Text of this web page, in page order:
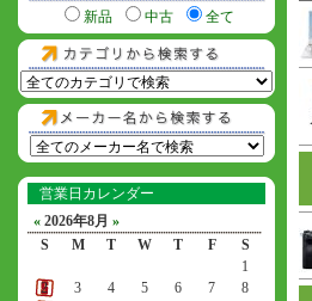
新品 中古 全て
営業日カレンダー
« 2026年8月 »
S
M T W T F
S
1
2
3 4 5 6 7
8